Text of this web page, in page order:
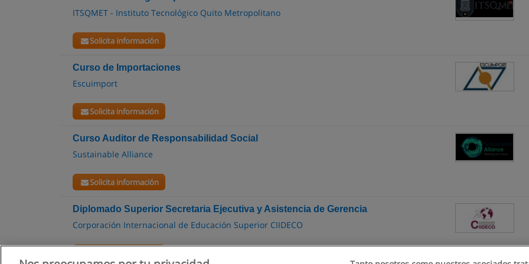
ITSQMET - Instituto Tecnológico Quito Metropolitano
Solicita información
Curso de Importaciones
Escuimport
Solicita información
Curso Auditor de Responsabilidad Social
Sustainable Alliance
Solicita información
Diplomado Superior Secretaria Ejecutiva y Asistencia de Gerencia
Corporación Internacional de Educación Superior CIIDECO